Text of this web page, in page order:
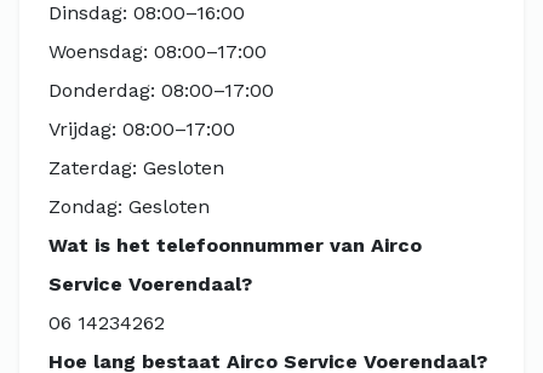
Dinsdag: 08:00–16:00
Woensdag: 08:00–17:00
Donderdag: 08:00–17:00
Vrijdag: 08:00–17:00
Zaterdag: Gesloten
Zondag: Gesloten
Wat is het telefoonnummer van Airco
Service Voerendaal?
06 14234262
Hoe lang bestaat Airco Service Voerendaal?